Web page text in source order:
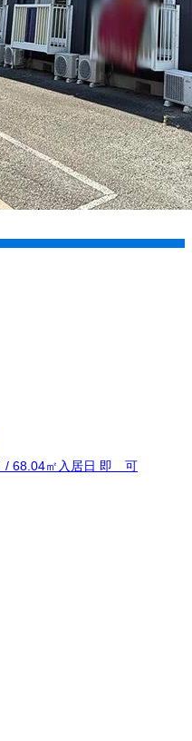
/ 68.04㎡ 入居日 即 可